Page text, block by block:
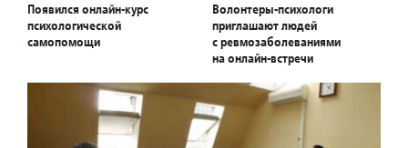
Появился онлайн-курс
психологической
самопомощи
Волонтеры-психологи
приглашают людей
с ревмозаболеваниями
на онлайн-встречи